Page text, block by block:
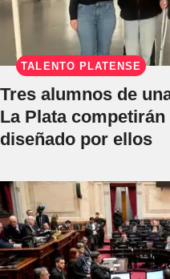
TALENTO PLATENSE
Tres alumnos de
La Plata
diseñado por ellos